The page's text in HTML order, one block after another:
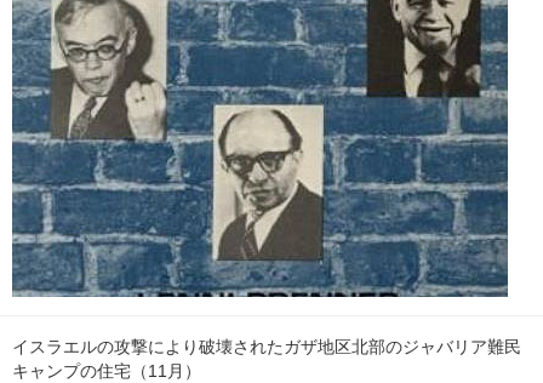
イスラエルの攻撃により破壊されたガザ地区北部のジャバリア難民
キャンプの住宅（11月）